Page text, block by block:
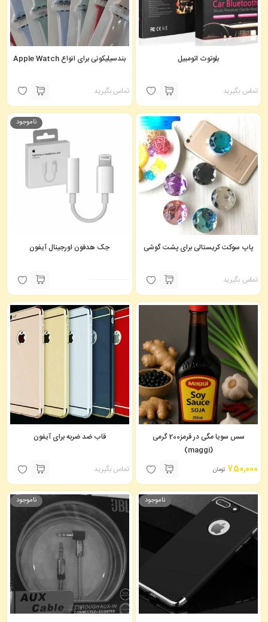
بلوتوث اتومبیل
تماس بگیرید
بندسیلیکونی برای انواع Apple Watch
تماس بگیرید
پاپ سوکت کریستالی برای پشت گوشی
تماس بگیرید
ناموجود
جک هدفون اورجینال آیفون
سس سویا مگی در قرمز200 گرمی
(maggi)
750,000 تومان
قاب ضد ضربه برای آیفون
تماس بگیرید
ناموجود ناموجود